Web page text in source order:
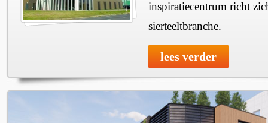
inspiratiecentrum richt
sierteeltbranche.
lees verder